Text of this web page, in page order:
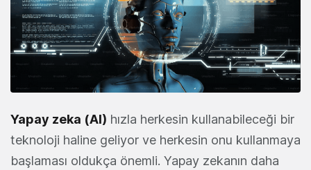
Yapay zeka (AI) hızla herkesin kullanabileceği bir
teknoloji haline geliyor ve herkesin onu kullanmaya
başlaması oldukça önemli. Yapay zekanın daha